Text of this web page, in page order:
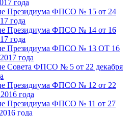
года
Президиума ФПСО № 15 от 24
года
Президиума ФПСО № 14 от 16
года
Президиума ФПСО № 13 ОТ 16
года
Совета ФПСО № 5 от 22 декабря
Президиума ФПСО № 12 от 22
года
Президиума ФПСО № 11 от 27
года